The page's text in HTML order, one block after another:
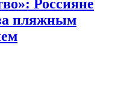
Россияне
пляжным